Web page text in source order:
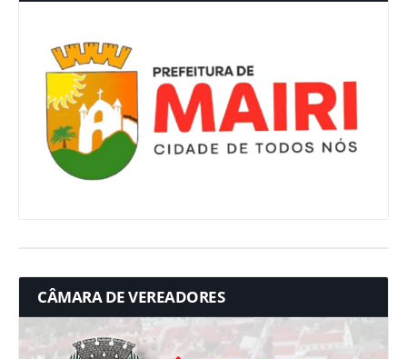
CÂMARA DE VEREADORES